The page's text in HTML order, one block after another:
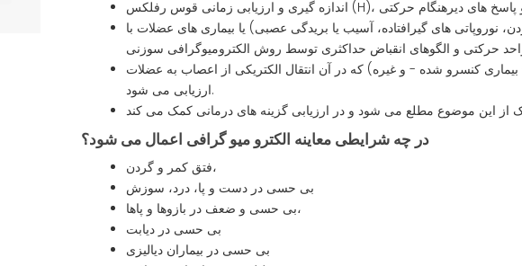
های گیرافتاده، آسیب یا بریدگی عصبی) یا بیماری های عضلات با
حرکتی و الگوهای انقباض حداکثری توسط روش الکترومیوگرافی سوزنی
کنسرو شده - و غیره) که در آن انتقال الکتریکی از اعصاب به عضلات
ارزیابی می شود.
در چه شرایطی معاینه الکترو میو گرافی اعمال می شود؟
فتق کمر و گردن،
بی حسی در دست و پا، درد، سوزش
بی حسی و ضعف در بازوها و پاها،
بی حسی در دیابت
بی حسی در بیماران دیالیزی